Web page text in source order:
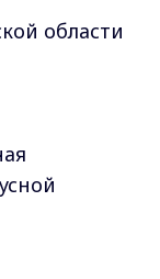
области